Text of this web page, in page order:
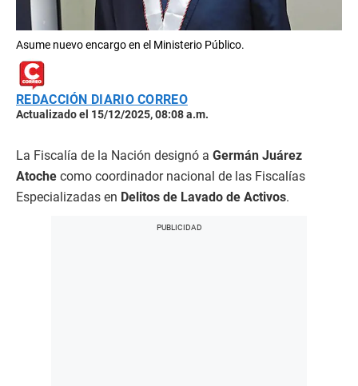
Asume nuevo encargo en el Ministerio Público.
REDACCIÓN DIARIO CORREO
Actualizado el 15/12/2025, 08:08 a.m.
La Fiscalía de la Nación designó a Germán Juárez
Atoche como coordinador nacional de las Fiscalías
Especializadas en Delitos de Lavado de Activos.